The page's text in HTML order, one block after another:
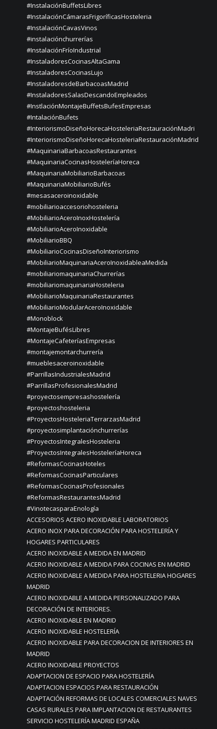
#InstalaciónBuffetsLibres
#InstalaciónCámarasFrigoríficasHosteleria
#InstalaciónCavasVinos
#instalaciónchurrerías
#InstalaciónFríoIndustrial
#InstaladoresCocinasAltaGama
#InstaladoresCocinasLujo
#InstaladoresdeBarbacoasMadrid
#InstaladoresSalasDescandoEmpleados
#InstlaciónMontajeBuffetsBufesEmpresas
#IntalaciónBufets
#InteriorismoDiseñoHorecaHosteleriaRestauraciónMadri
#InteriorismoDiseñoHorecaHosteleriaRestauraciónMadrid
#MaquinariaBarbacoasRestaurantes
#MaquinariaCocinasHosteleríaHoreca
#MaquinariaMobiliarioBarbacoas
#MaquinariaMobiliarioBufés
#mesasaceroinoxidable
#mobiliarioaccesoriohosteleria
#MobiliarioAceroInoxHostelería
#MobiliarioAceroInoxidable
#MobiliarioBBQ
#MobiliarioCocinasDiseñoInteriorismo
#MobiliarioMaquinariaAceroInoxidableaMedida
#mobiliariomaquinariaChurrerías
#mobiliariomaquinariaHosteleria
#MobiliarioMaquinariaRestaurantes
#MobiliarioModularAceroInoxidable
#Monoblock
#MontajeBufésLibres
#MontajeCafeteríasEmpresas
#montajemontarchurrería
#mueblesaceroinoxidable
#ParrillasIndustrialesMadrid
#ParrillasProfesionalesMadrid
#proyectosempresashostelería
#proyectoshosteleria
#ProyectosHosteleriaTerrarzasMadrid
#proyectosimplantaciónchurrerías
#ProyectosIntegralesHosteleria
#ProyectosIntegralesHosteleríaHoreca
#ReformasCocinasHoteles
#ReformasCocinasParticulares
#ReformasCocinasProfesionales
#ReformasRestaurantesMadrid
#VinotecasparaEnología
ACCESORIOS ACERO INOXIDABLE LABORATORIOS
ACERO INOX PARA DECORACIÓN PARA HOSTELERÍA Y
HOGARES PARTICULARES
ACERO INOXIDABLE A MEDIDA EN MADRID
ACERO INOXIDABLE A MEDIDA PARA COCINAS EN MADRID
ACERO INOXIDABLE A MEDIDA PARA HOSTELERIA HOGARES
MADRID
ACERO INOXIDABLE A MEDIDA PERSONALIZADO PARA
DECORACIÓN DE INTERIORES.
ACERO INOXIDABLE EN MADRID
ACERO INOXIDABLE HOSTELERÍA
ACERO INOXIDABLE PARA DECORACION DE INTERIORES EN
MADRID
ACERO INOXIDABLE PROYECTOS
ADAPTACION DE ESPACIO PARA HOSTELERÍA
ADAPTACION ESPACIOS PARA RESTAURACIÓN
ADAPTACIÓN REFORMAS DE LOCALES COMERCIALES NAVES
CASAS RURALES PARA IMPLANTACION DE RESTAURANTES
SERVICIO HOSTELERÍA MADRID ESPAÑA